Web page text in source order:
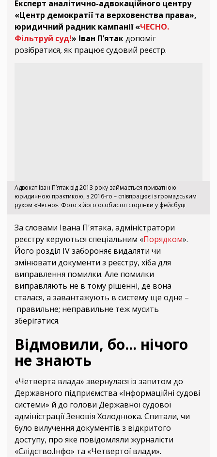
Експерт аналітично-адвокаційного центру
«Центр демократії та верховенства права»,
юридичний радник кампанії «ЧЕСНО.
Фільтруй суд!» Іван П’ятакдопоміг
розібратися, як працює судовий реєстр.
Адвокат Іван П’ятак від 2013 року займається приватною
юридичною практикою, з 2016-го – співпрацює із громадським
рухом «Чесно». Фото з його особистої сторінки у фейсбуці
За словами Івана П'ятака, адміністратори
реєстру керуються спеціальним «Порядком».
Його розділ IV забороняє видаляти чи
змінювати документи з реєстру, хіба для
виправлення помилки. Але помилки
виправляють не в тому рішенні, де вона
сталася, а завантажують в систему ще одне –
правильне; неправильне теж мусить
зберігатися.
Відмовили, бо... нічого
не знають
«Четверта влада» звернулася із запитом до
Державного підприємства «Інформаційні судові
системи» й до голови Державної судової
адміністрації Зеновія Холоднюка. Спитали, чи
було вилучення документів з відкритого
доступу, про яке повідомляли журналісти
«Слідство.Інфо» та «Четвертої влади».